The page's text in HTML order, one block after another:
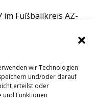
wir Technologien
und/oder darauf
erteilst oder
und Funktionen
im Fußballkreis AZ-